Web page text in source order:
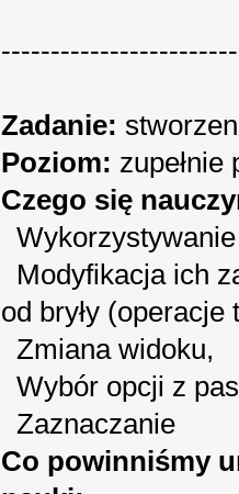
Zadanie:
Poziom: zupełnie
Czego się
Modyfikacja ich
od bryły
Zmiana widoku,
Wybór opcji z
Zaznaczanie
Co powinniśmy